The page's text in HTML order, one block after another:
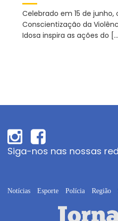
Celebrado em 15 de junho,
Conscientização da
Idosa inspira as ações do
Siga-nos nas nossas
Notícias Esporte Polícia Região